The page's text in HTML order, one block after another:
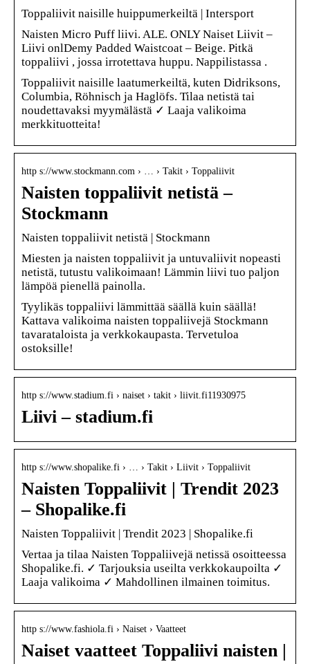
Toppaliivit naisille huippumerkeiltä | Intersport
Naisten Micro Puff liivi. ALE. ONLY Naiset Liivit –
Liivi onlDemy Padded Waistcoat – Beige. Pitkä
toppaliivi , jossa irrotettava huppu. Nappilistassa .
Toppaliivit naisille laatumerkeiltä, kuten Didriksons,
Columbia, Röhnisch ja Haglöfs. Tilaa netistä tai
noudettavaksi myymälästä ✓ Laaja valikoima
merkkituotteita!
http s://www.stockmann.com › … › Takit › Toppaliivit
Naisten toppaliivit netistä –
Stockmann
Naisten toppaliivit netistä | Stockmann
Miesten ja naisten toppaliivit ja untuvaliivit nopeasti
netistä, tutustu valikoimaan! Lämmin liivi tuo paljon
lämpöä pienellä painolla.
Tyylikäs toppaliivi lämmittää säällä kuin säällä!
Kattava valikoima naisten toppaliivejä Stockmann
tavarataloista ja verkkokaupasta. Tervetuloa
ostoksille!
http s://www.stadium.fi › naiset › takit › liivit.fi11930975
Liivi – stadium.fi
http s://www.shopalike.fi › … › Takit › Liivit › Toppaliivit
Naisten Toppaliivit | Trendit 2023
– Shopalike.fi
Naisten Toppaliivit | Trendit 2023 | Shopalike.fi
Vertaa ja tilaa Naisten Toppaliivejä netissä osoitteessa
Shopalike.fi. ✓ Tarjouksia useilta verkkokaupoilta ✓
Laaja valikoima ✓ Mahdollinen ilmainen toimitus.
http s://www.fashiola.fi › Naiset › Vaatteet
Naiset vaatteet Toppaliivi naisten |